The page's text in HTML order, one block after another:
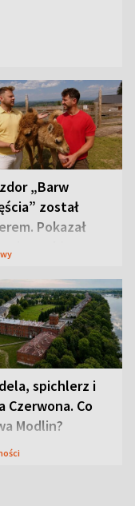
„Barw
został
Pokazał
niezwykłe
spichlerz i
Czerwona. Co
Modlin?